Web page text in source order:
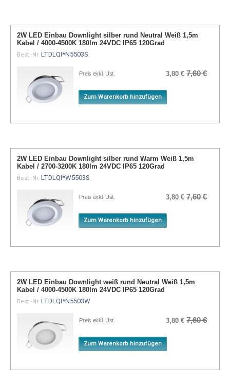
2W LED Einbau Downlight silber rund Neutral Weiß 1,5m
Kabel / 4000-4500K 180lm 24VDC IP65 120Grad
Best.-Nr. LTDLQI*N5503S
Preis exkl. Ust. 3,80 € 7,60 €
Zum Warenkorb hinzufügen
2W LED Einbau Downlight silber rund Warm Weiß 1,5m
Kabel / 2700-3200K 180lm 24VDC IP65 120Grad
Best.-Nr. LTDLQI*W5503S
Preis exkl. Ust. 3,80 € 7,60 €
Zum Warenkorb hinzufügen
2W LED Einbau Downlight weiß rund Neutral Weiß 1,5m
Kabel / 4000-4500K 180lm 24VDC IP65 120Grad
Best.-Nr. LTDLQI*N5503W
Preis exkl. Ust. 3,80 € 7,60 €
Zum Warenkorb hinzufügen